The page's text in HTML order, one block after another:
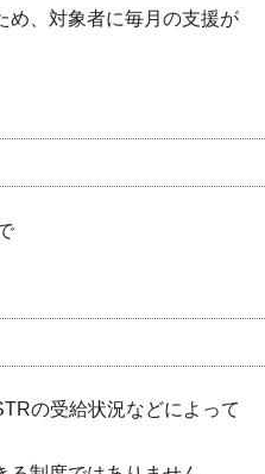
め、対象者に毎月の支援が
の受給状況などによって